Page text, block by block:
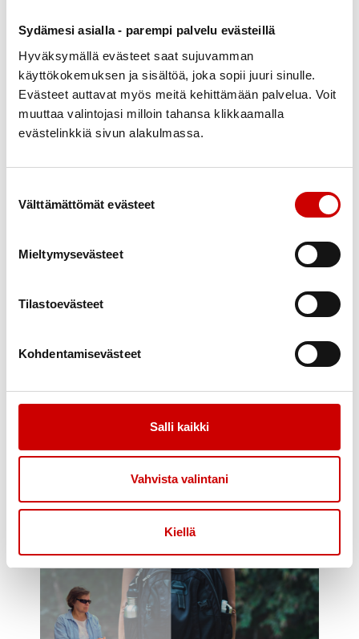
Sydämesi asialla - parempi palvelu evästeillä
Hyväksymällä evästeet saat sujuvamman
käyttökokemuksen ja sisältöä, joka sopii juuri sinulle.
Evästeet auttavat myös meitä kehittämään palvelua. Voit
muuttaa valintojasi milloin tahansa klikkaamalla
evästelinkkiä sivun alakulmassa.
Välttämättömät evästeet
Mieltymysevästeet
Tilastoevästeet
Kohdentamisevästeet
Salli kaikki
Vahvista valintani
Kiellä
Sipoonkorpi perjantaina
22.9.2023
nauttimaan syksyisestä luonnosta perjantaina
Ilmoittautumiset ja tiedustelut Sirpa